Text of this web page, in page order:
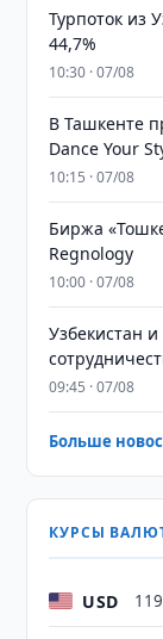
Турпоток из
44,7%
10:30 · 07/08
В Ташкенте
Dance Your
10:15 · 07/08
Биржа
Regnology
10:00 · 07/08
Узбекистан
09:45 · 07/08
Больше
КУРСЫ
USD